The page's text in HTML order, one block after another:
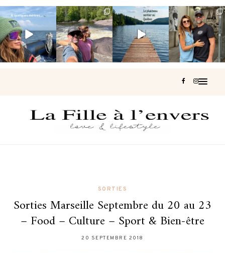
Voir une baleine
en photo, c’est
impressionnant
🐋...
Les Laurentides,
le Québec
version nature.
...
Et si je te disais
qu’il existe un
sentier où tu...
127 37
Montréal, une
très belle
surprise 🇨🇦
444
SORTIES
Sorties Marseille Septembre du 20 au 23
– Food – Culture – Sport & Bien-être
20 SEPTEMBRE 2018